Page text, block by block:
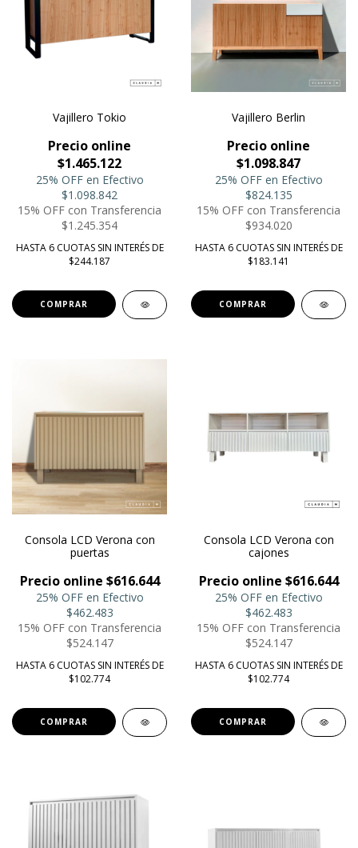
Vajillero Tokio
Precio online
$1.465.122
25% OFF en Efectivo
$1.098.842
15% OFF con Transferencia
$1.245.354
HASTA 6 CUOTAS SIN INTERÉS DE
$244.187
COMPRAR
Vajillero Berlin
Precio online
$1.098.847
25% OFF en Efectivo
$824.135
15% OFF con Transferencia
$934.020
HASTA 6 CUOTAS SIN INTERÉS DE
$183.141
COMPRAR
Consola LCD Verona con
puertas
Precio online $616.644
25% OFF en Efectivo
$462.483
15% OFF con Transferencia
$524.147
HASTA 6 CUOTAS SIN INTERÉS DE
$102.774
COMPRAR
Consola LCD Verona con
cajones
Precio online $616.644
25% OFF en Efectivo
$462.483
15% OFF con Transferencia
$524.147
HASTA 6 CUOTAS SIN INTERÉS DE
$102.774
COMPRAR